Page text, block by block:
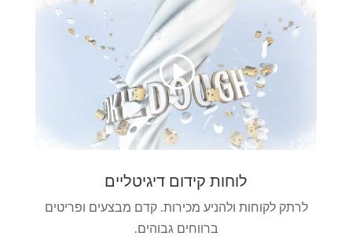
לוחות קידום דיגיטליים
לרתק לקוחות ולהניע מכירות. קדם מבצעים ופריטים
ברווחים גבוהים.